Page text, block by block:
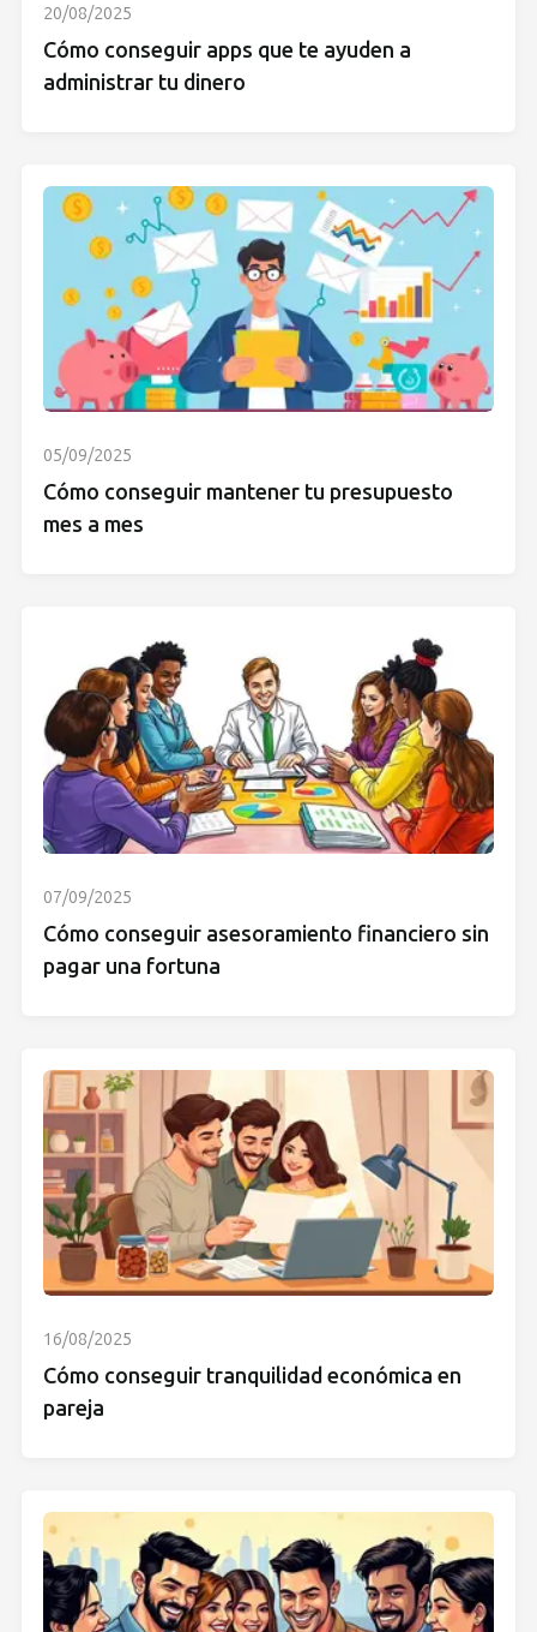
20/08/2025
Cómo conseguir apps que te ayuden a
administrar tu dinero
05/09/2025
Cómo conseguir mantener tu presupuesto
mes a mes
07/09/2025
Cómo conseguir asesoramiento financiero sin
pagar una fortuna
16/08/2025
Cómo conseguir tranquilidad económica en
pareja